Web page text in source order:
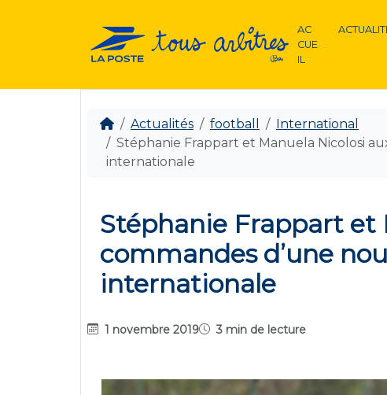
AC
CUE
IL
Actualités football
International
Stéphanie Frappart et Manuela Nicolosi
internationale
Stéphanie Frappart et
commandes d’une
internationale
1 novembre 2019 3 min de lecture